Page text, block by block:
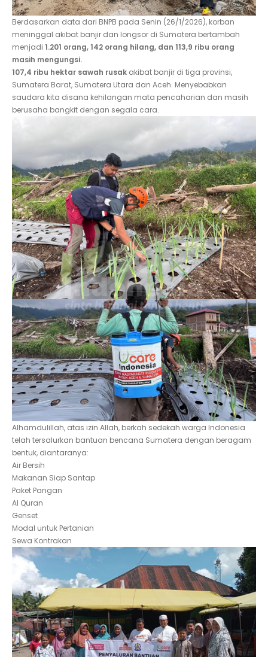
Berdasarkan data dari BNPB pada Senin (26/1/2026), korban
meninggal akibat banjir dan longsor di Sumatera bertambah
menjadi 1.201 orang, 142 orang hilang, dan 113,9 ribu orang
masih mengungsi.
107,4 ribu hektar sawah rusak akibat banjir di tiga provinsi,
Sumatera Barat, Sumatera Utara dan Aceh. Menyebabkan
saudara kita disana kehilangan mata pencaharian dan masih
berusaha bangkit dengan segala cara.
Alhamdulillah, atas izin Allah, berkah sedekah warga Indonesia
telah tersalurkan bantuan bencana Sumatera dengan beragam
bentuk, diantaranya:
Air Bersih
Makanan Siap Santap
Paket Pangan
Al Quran
Genset
Modal untuk Pertanian
Sewa Kontrakan